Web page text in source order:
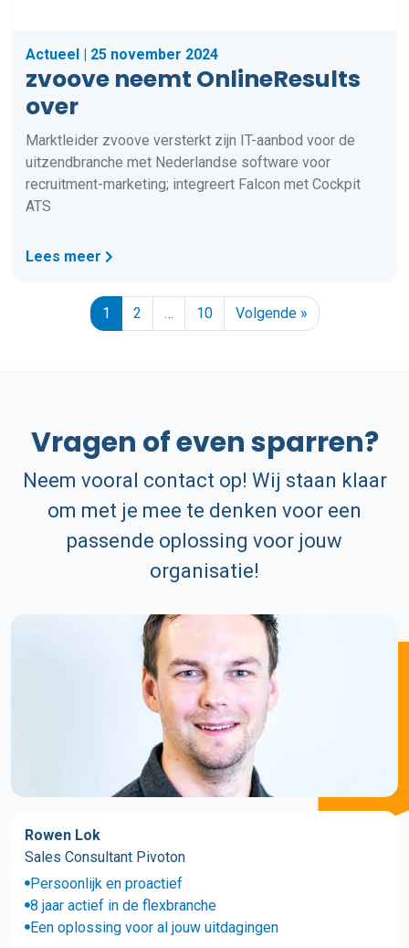
Actueel | 25 november 2024
zvoove neemt OnlineResults
over
Marktleider zvoove versterkt zijn IT-aanbod voor de
uitzendbranche met Nederlandse software voor
recruitment-marketing; integreert Falcon met Cockpit
ATS
Lees meer
1 2 … 10 Volgende »
Vragen of even sparren?
Neem vooral contact op! Wij staan klaar
om met je mee te denken voor een
passende oplossing voor jouw
organisatie!
Rowen Lok
Sales Consultant Pivoton
Persoonlijk en proactief
8 jaar actief in de flexbranche
Een oplossing voor al jouw uitdagingen